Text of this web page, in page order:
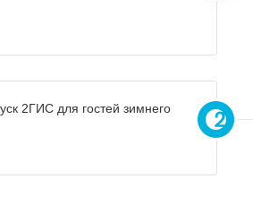
2ГИС для гостей зимнего